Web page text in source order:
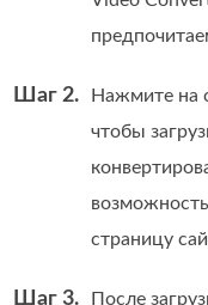
Шаг 2. Нажмите на
чтобы
страницу
Шаг 3. После